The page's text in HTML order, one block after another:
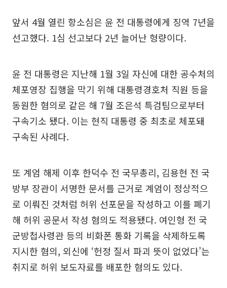
앞서 4월 열린 항소심은 윤 전 대통령에게 징역 7년을
선고했다. 1심 선고보다 2년 늘어난 형량이다.
윤 전 대통령은 지난해 1월 3일 자신에 대한 공수처의
체포영장 집행을 막기 위해 대통령경호처 직원 등을
동원한 혐의로 같은 해 7월 조은석 특검팀으로부터
구속기소 됐다. 이는 현직 대통령 중 최초로 체포돼
구속된 사례다.
또 계엄 해제 이후 한덕수 전 국무총리, 김용현 전 국
방부 장관이 서명한 문서를 근거로 계엄이 정상적으
로 이뤄진 것처럼 허위 선포문을 작성하고 이를 폐기
해 허위 공문서 작성 혐의도 적용됐다. 여인형 전 국
군방첩사령관 등의 비화폰 통화 기록을 삭제하도록
지시한 혐의, 외신에 ‘헌정 질서 파괴 뜻이 없었다’는
취지로 허위 보도자료를 배포한 혐의도 있다.